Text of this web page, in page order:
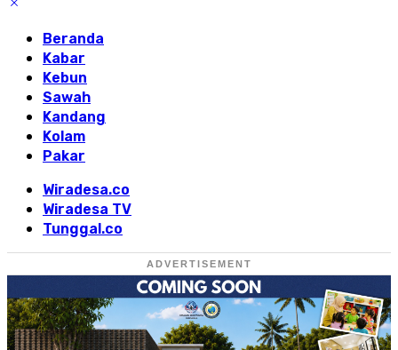
Beranda
Kabar
Kebun
Sawah
Kandang
Kolam
Pakar
Wiradesa.co
Wiradesa TV
Tunggal.co
ADVERTISEMENT